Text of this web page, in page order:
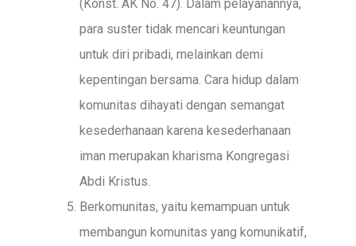
(Konst. AK No. 47). Dalam pelayanannya,
para suster tidak mencari keuntungan
untuk diri pribadi, melainkan demi
kepentingan bersama. Cara hidup dalam
komunitas dihayati dengan semangat
kesederhanaan karena kesederhanaan
iman merupakan kharisma Kongregasi
Abdi Kristus.
Berkomunitas, yaitu kemampuan untuk
membangun komunitas yang komunikatif,